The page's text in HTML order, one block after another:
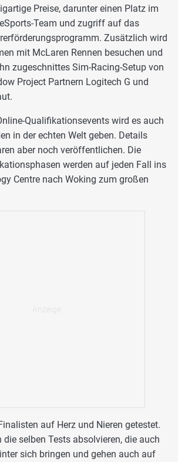
Preise, darunter einen Platz im
Team und zugriff auf das
Zusätzlich wird
mit McLaren Rennen besuchen und
zugeschnittes Sim-Racing-Setup von
Project Partnern Logitech G und
Qualifikationsevents wird es auch
in der echten Welt geben. Details
aber noch veröffentlichen. Die
werden auf jeden Fall ins
Centre nach Woking zum großen
auf Herz und Nieren getestet.
die selben Tests absolvieren, die auch
sich bringen und gehen auch auf